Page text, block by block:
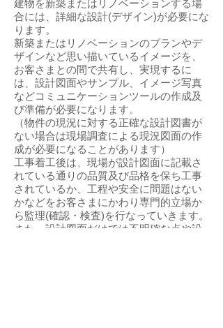
建物を新築またはリノベーションする場
合には、 詳細な設計(デザイン)が必要にな
ります。
新築またはリノベーションのプランやデ
ザインなど思い描いているイメージを、
お客さまとの間で共有し、実現するに
は、設計図面やサンプル、 イメージ写真
などコミュニケーションツールの作成及
び準備が必要になります。
（物件の現況に対する正確な設計図書が
ない場合は現場調査による現況図面の作
成が必要になることがあります）
工事着工後は、現場が設計図面に記載さ
れている通りの品質及び品格を保ち工事
されているか、工程や安全に問題はない
かなどをお客さまにかわり専門的立場か
ら監理(確認・検査)を行なっていきます。
また、設計図面だけでは不明確な点や設